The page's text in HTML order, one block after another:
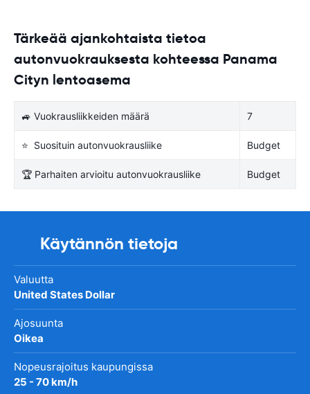
Tärkeää ajankohtaista tietoa
autonvuokrauksesta kohteessa Panama
Cityn lentoasema
🚙 Vuokrausliikkeiden määrä 7
⭐ Suosituin autonvuokrausliike Budget
🏆 Parhaiten arvioitu autonvuokrausliike Budget
Käytännön tietoja
Valuutta
United States Dollar
Ajosuunta
Oikea
Nopeusrajoitus kaupungissa
25 - 70 km/h